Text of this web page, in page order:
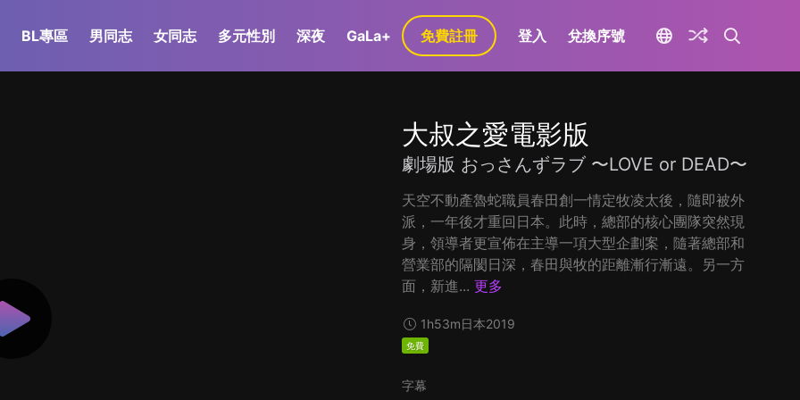
BL專區 男同志 女同志 多元性別 深夜 GaLa+ 免費註冊 登入 兌換序號
大叔之愛電影版
劇場版 おっさんずラブ 〜LOVE or DEAD〜
天空不動產魯蛇職員春田創一情定牧凌太後，隨即被外
派，一年後才重回日本。此時，總部的核心團隊突然現
身，領導者更宣佈在主導一項大型企劃案，隨著總部和
營業部的隔閡日深，春田與牧的距離漸行漸遠。另一方
面，新進... 更多
1h53m日本2019
免費
字幕